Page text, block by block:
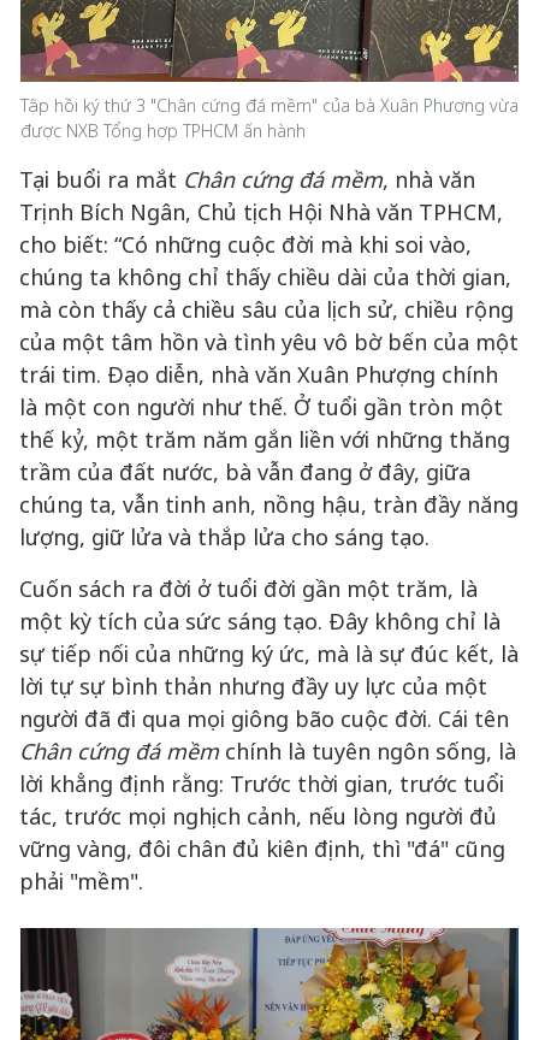
Tập hồi ký thứ 3 "Chân cứng đá mềm" của bà Xuân Phượng vừa
được NXB Tổng hợp TPHCM ấn hành
Tại buổi ra mắt Chân cứng đá mềm, nhà văn
Trịnh Bích Ngân, Chủ tịch Hội Nhà văn TPHCM,
cho biết: “Có những cuộc đời mà khi soi vào,
chúng ta không chỉ thấy chiều dài của thời gian,
mà còn thấy cả chiều sâu của lịch sử, chiều rộng
của một tâm hồn và tình yêu vô bờ bến của một
trái tim. Đạo diễn, nhà văn Xuân Phượng chính
là một con người như thế. Ở tuổi gần tròn một
thế kỷ, một trăm năm gắn liền với những thăng
trầm của đất nước, bà vẫn đang ở đây, giữa
chúng ta, vẫn tinh anh, nồng hậu, tràn đầy năng
lượng, giữ lửa và thắp lửa cho sáng tạo.
Cuốn sách ra đời ở tuổi đời gần một trăm, là
một kỳ tích của sức sáng tạo. Đây không chỉ là
sự tiếp nối của những ký ức, mà là sự đúc kết, là
lời tự sự bình thản nhưng đầy uy lực của một
người đã đi qua mọi giông bão cuộc đời. Cái tên
Chân cứng đá mềmchính là tuyên ngôn sống, là
lời khẳng định rằng: Trước thời gian, trước tuổi
tác, trước mọi nghịch cảnh, nếu lòng người đủ
vững vàng, đôi chân đủ kiên định, thì "đá" cũng
phải "mềm".